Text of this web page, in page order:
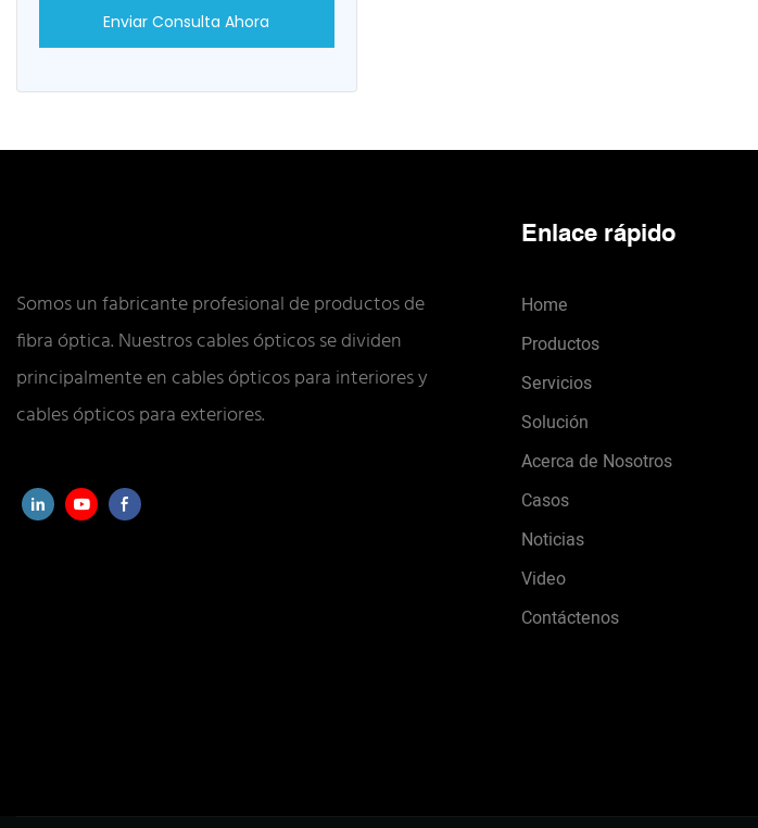
Enviar Consulta Ahora
Somos un fabricante profesional de productos de
fibra óptica. Nuestros cables ópticos se dividen
principalmente en cables ópticos para interiores y
cables ópticos para exteriores.
Enlace rápido
Home
Productos
Servicios
Solución
Acerca de Nosotros
Casos
Noticias
Video
Contáctenos